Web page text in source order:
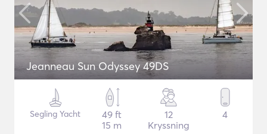
Jeanneau Sun Odyssey 49DS
Segling Yacht
49 ft
15 m
12
Kryssning
4